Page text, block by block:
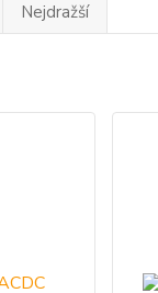
Nejdražší